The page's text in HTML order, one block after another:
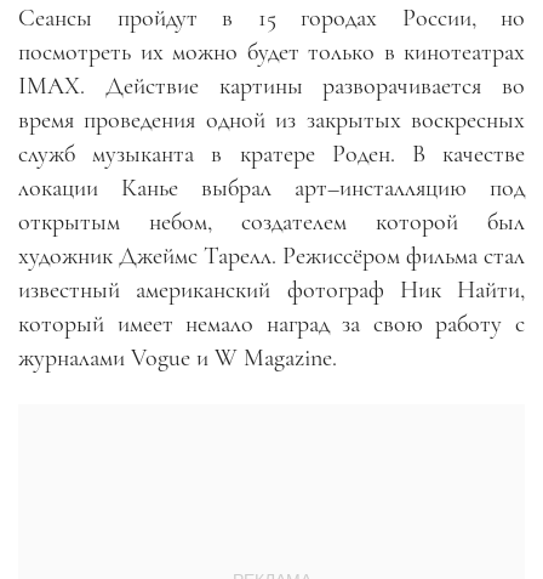
Сеансы пройдут в 15 городах России, но
посмотреть их можно будет только в кинотеатрах
IMAX. Действие картины разворачивается во
время проведения одной из закрытых воскресных
служб музыканта в кратере Роден. В качестве
локации Канье выбрал арт–инсталляцию под
открытым небом, создателем которой был
художник Джеймс Тарелл. Режиссёром фильма стал
известный американский фотограф Ник Найти,
который имеет немало наград за свою работу с
журналами Vogue и W Magazine.